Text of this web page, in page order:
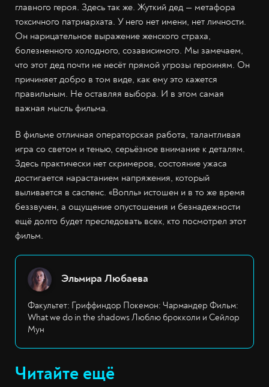
главного героя. Здесь так же. Жуткий дед — метафора
токсичного патриархата. У него нет имени, нет личности.
Он нарицательное выражение женского страха,
болезненного холодного, созависимого. Мы замечаем,
что этот дед почти не несёт прямой угрозы героиням. Он
причиняет добро в том виде, как ему это кажется
правильным. Не оставляя выбора. И в этом самая
важная мысль фильма.
В фильме отличная операторская работа, талантливая
игра со светом и тенью, серьёзное внимание к деталям.
Здесь практически нет скримеров, состояние ужаса
достигается нарастанием напряжения, который
выливается в саспенс. «Вопль» истошен и в то же время
беззвучен, а ощущение опустошения и безнадежности
ещё долго будет преследовать всех, кто посмотрел этот
фильм.
Эльмира Любаева
Факультет: Гриффиндор Покемон: Чармандер Фильм:
What we do in the shadows Люблю брокколи и Сейлор
Мун
Читайте ещё